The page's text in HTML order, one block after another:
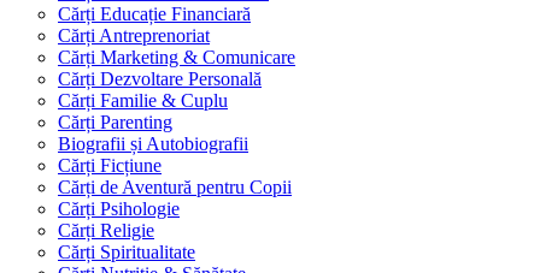
Cărți Educație Financiară
Cărți Antreprenoriat
Cărți Marketing & Comunicare
Cărți Dezvoltare Personală
Cărți Familie & Cuplu
Cărți Parenting
Biografii și Autobiografii
Cărți Ficțiune
Cărți de Aventură pentru Copii
Cărți Psihologie
Cărți Religie
Cărți Spiritualitate